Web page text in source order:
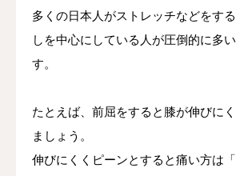
多くの日本人がストレッチなどをす
しを中心にしている人が圧倒的に多
す。
たとえば、前屈をすると膝が伸びに
ましょう。
伸びにくくピーンとすると痛い方は「